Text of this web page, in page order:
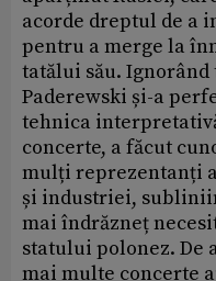
acorde dreptul de a
pentru a merge la
tatălui său. Ignorând
Paderewski și-a
tehnica
concerte, a făcut
mulți reprezentanți
și industriei,
mai îndrăzneț
statului polonez. De
mai multe concerte